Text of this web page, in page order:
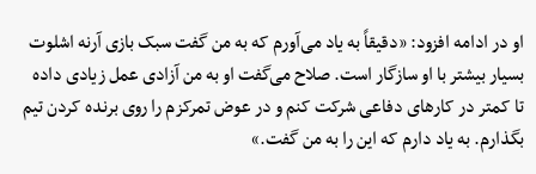
او در ادامه افزود: «دقیقاً به یاد می‌آورم که به من گفت سبک بازی آرنه اشلوت
بسیار بیشتر با او سازگار است. صلاح می‌گفت او به من آزادی عمل زیادی داده
تا کمتر در کارهای دفاعی شرکت کنم و در عوض تمرکزم را روی برنده کردن تیم
بگذارم. به یاد دارم که این را به من گفت.»